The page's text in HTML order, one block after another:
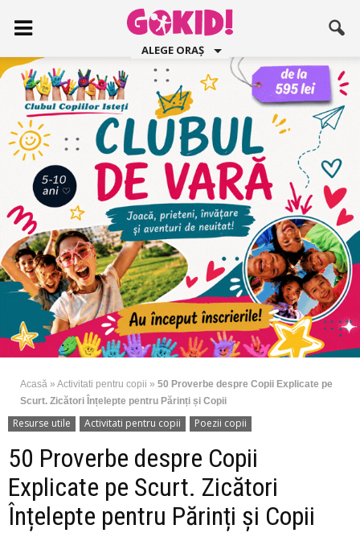
ALEGE ORAȘ
Acasă » Activitati pentru copii » 50 Proverbe despre Copii Explicate pe
Scurt. Zicători Înțelepte pentru Părinți și Copii
Resurse utile Activitati pentru copii Poezii copii
50 Proverbe despre Copii
Explicate pe Scurt. Zicători
Înțelepte pentru Părinți și Copii